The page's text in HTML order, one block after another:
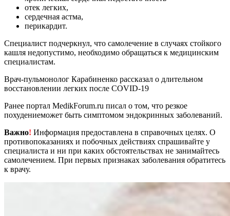
отек легких,
сердечная астма,
перикардит.
Специалист подчеркнул, что самолечение в случаях стойкого
кашля недопустимо, необходимо обращаться к медицинским
специалистам.
Врач-пульмонолог Карабиненко рассказал о длительном
восстановлении легких после COVID-19
Ранее портал MedikForum.ru писал о том, что резкое
похудениеможет быть симптомом эндокринных заболеваний.
Важно! Информация предоставлена в справочных целях. О
противопоказаниях и побочных действиях спрашивайте у
специалиста и ни при каких обстоятельствах не занимайтесь
самолечением. При первых признаках заболевания обратитесь
к врачу.